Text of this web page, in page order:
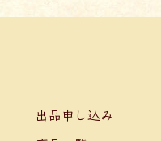
出品申し込み